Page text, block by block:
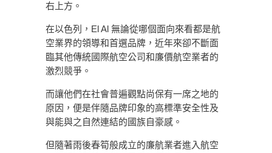
右上方。
在以色列，El Al 無論從哪個面向來看都是航
空業界的領導和首選品牌，近年來卻不斷面
臨其他傳統國際航空公司和廉價航空業者的
激烈競爭。
而讓他們在社會普遍觀點尚保有一席之地的
原因，便是伴隨品牌印象的高標準安全性及
與能與之自然連結的國族自豪感。
但隨著雨後春筍般成立的廉航業者進入航空